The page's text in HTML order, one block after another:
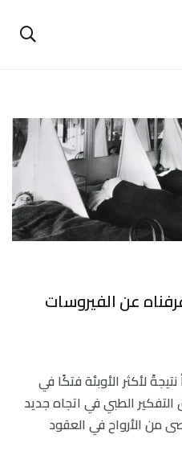
لأكثر الأوبئة فتكًا في
الطبي في اتجاه جديد
من الأرواح في العقود